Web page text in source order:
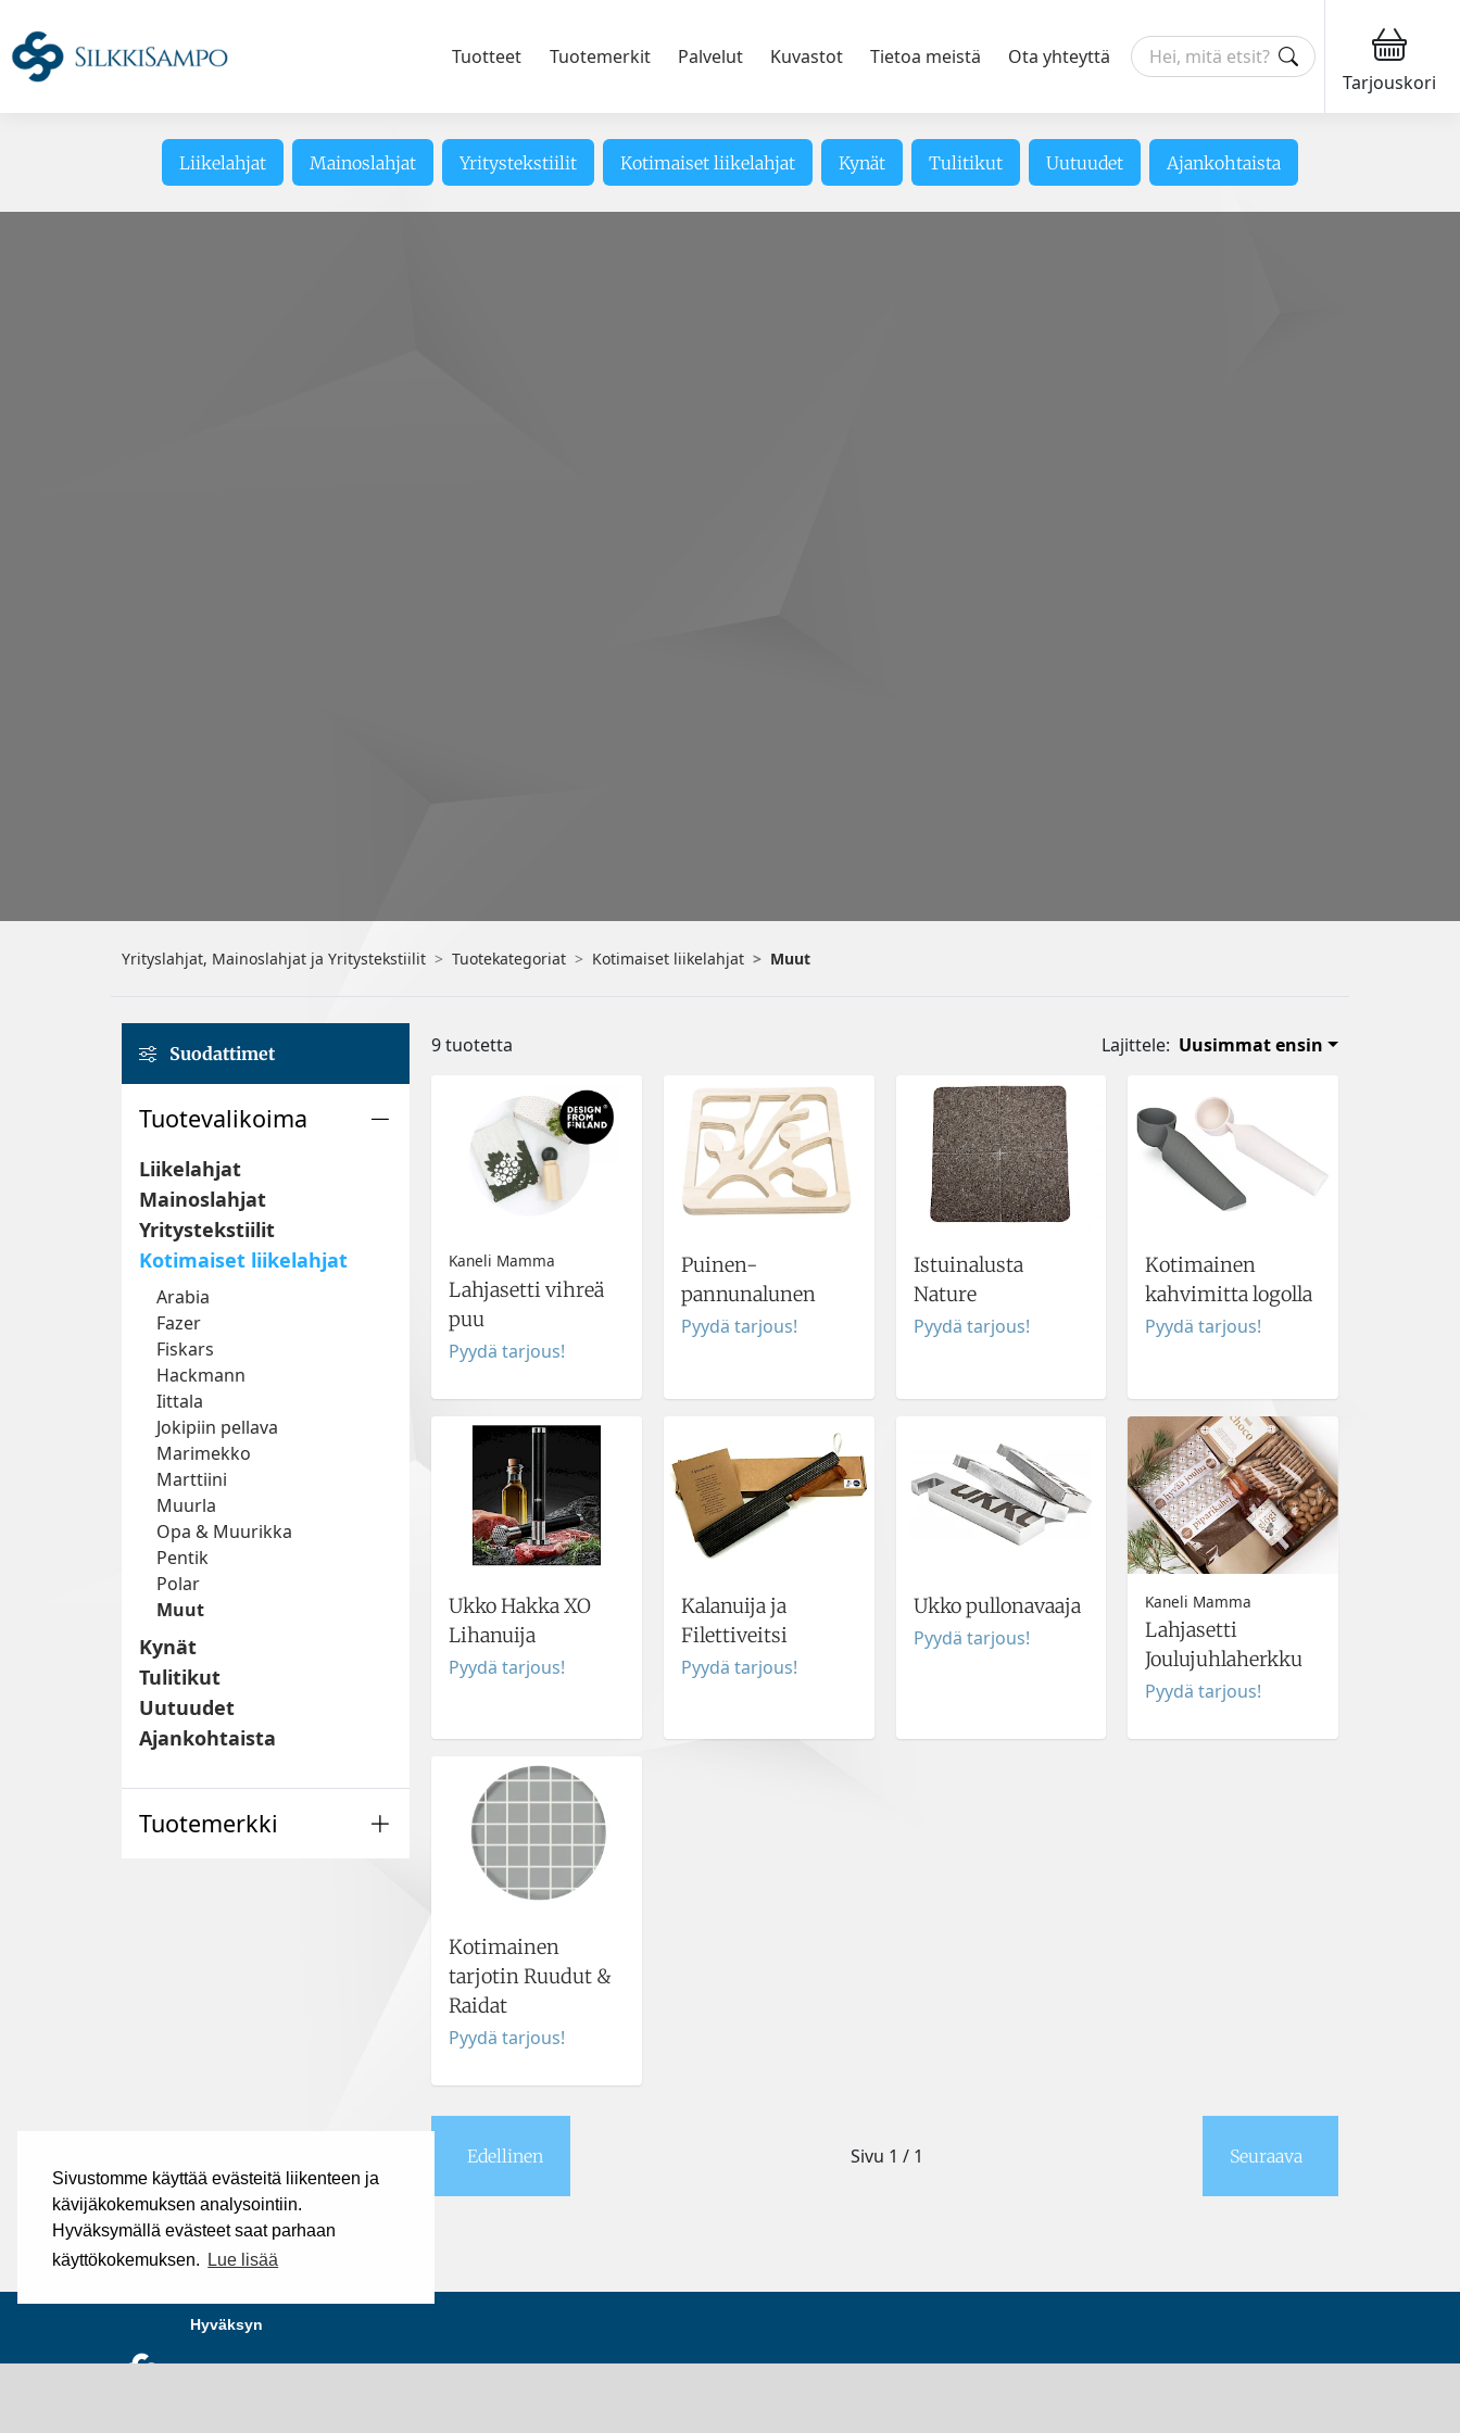
Sivustomme käyttää evästeitä liikenteen ja
kävijäkokemuksen analysointiin.
Hyväksymällä evästeet saat parhaan
käyttökokemuksen.
Lue lisää
Hyväksyn
Tuotteet Tuotemerkit Palvelut Kuvastot Tietoa meistä
Ota yhteyttä
Tarjouskori
Liikelahjat Mainoslahjat Yritystekstiilit Kotimaiset liikelahjat Kynät Tulitikut Uutuudet Ajankohtaista
Yrityslahjat, Mainoslahjat ja Yritystekstiilit Tuotekategoriat Kotimaiset liikelahjat Muut
Suodattimet
Tuotevalikoima
Liikelahjat
Mainoslahjat
Yritystekstiilit
Kotimaiset liikelahjat
Arabia
Fazer
Fiskars
Hackmann
Iittala
Jokipiin pellava
Marimekko
Marttiini
Muurla
Opa & Muurikka
Pentik
Polar
Muut
Kynät
Tulitikut
Uutuudet
Ajankohtaista
Tuotemerkki
9 tuotetta Lajittele: Uusimmat ensin
Kaneli Mamma
Lahjasetti vihreä
puu
Pyydä tarjous!
Puinen-
pannunalunen
Pyydä tarjous!
Istuinalusta
Nature
Pyydä tarjous!
Kotimainen
kahvimitta logolla
Pyydä tarjous!
Ukko Hakka XO
Lihanuija
Pyydä tarjous!
Kalanuija ja
Filettiveitsi
Pyydä tarjous!
Ukko pullonavaaja
Pyydä tarjous!
Kaneli Mamma
Lahjasetti
Joulujuhlaherkku
Pyydä tarjous!
Kotimainen
tarjotin Ruudut &
Raidat
Pyydä tarjous!
Edellinen Sivu 1 / 1 Seuraava